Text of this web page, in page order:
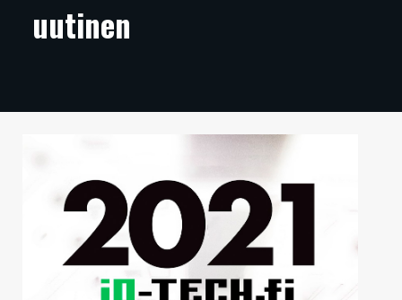
ARTIKKELIT
TECHBBS
VAIHDA TEEMA
uutinen